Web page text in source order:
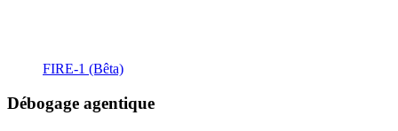
FIRE-1 (Bêta)
Débogage agentique